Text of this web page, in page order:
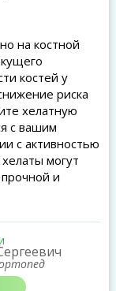
на костной
костей у
риска
хелатную
с вашим
с активностью
могут
и